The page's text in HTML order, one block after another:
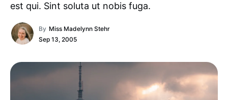
est qui. Sint soluta ut nobis fuga.
By Miss Madelynn Stehr
Sep 13, 2005